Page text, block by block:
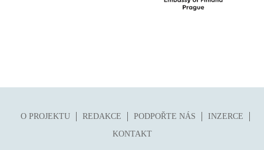
O PROJEKTU REDAKCE PODPOŘTE NÁS
INZERCE
KONTAKT